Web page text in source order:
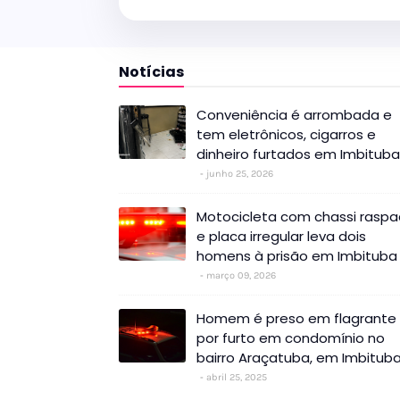
Notícias
Conveniência é arrombada e
tem eletrônicos, cigarros e
dinheiro furtados em Imbituba
junho 25, 2026
Motocicleta com chassi
e placa irregular leva dois
homens à prisão em Imbituba
março 09, 2026
Homem é preso em flagrante
por furto em condomínio no
bairro Araçatuba, em
abril 25, 2025